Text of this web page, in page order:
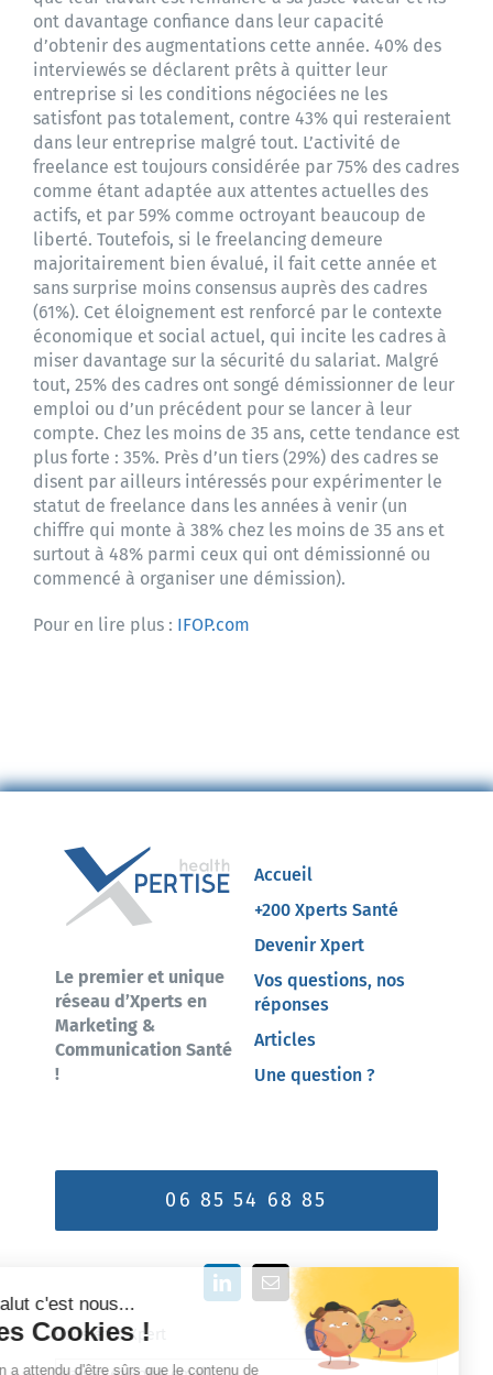
ont davantage confiance dans leur capacité
d’obtenir des augmentations cette année. 40% des
interviewés se déclarent prêts à quitter leur
entreprise si les conditions négociées ne les
satisfont pas totalement, contre 43% qui resteraient
dans leur entreprise malgré tout. L’activité de
freelance est toujours considérée par 75% des cadres
comme étant adaptée aux attentes actuelles des
actifs, et par 59% comme octroyant beaucoup de
liberté. Toutefois, si le freelancing demeure
majoritairement bien évalué, il fait cette année et
sans surprise moins consensus auprès des cadres
(61%). Cet éloignement est renforcé par le contexte
économique et social actuel, qui incite les cadres à
miser davantage sur la sécurité du salariat. Malgré
tout, 25% des cadres ont songé démissionner de leur
emploi ou d’un précédent pour se lancer à leur
compte. Chez les moins de 35 ans, cette tendance est
plus forte : 35%. Près d’un tiers (29%) des cadres se
disent par ailleurs intéressés pour expérimenter le
statut de freelance dans les années à venir (un
chiffre qui monte à 38% chez les moins de 35 ans et
surtout à 48% parmi ceux qui ont démissionné ou
commencé à organiser une démission).
Pour en lire plus : IFOP.com
Le premier et unique
réseau d’Xperts en
Marketing &
Communication Santé
!
Accueil
+200 Xperts Santé
Devenir Xpert
Vos questions, nos
réponses
Articles
Une question ?
06 85 54 68 85
Vous êtes Xpert